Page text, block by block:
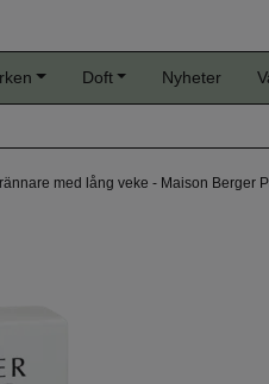
Doft Nyheter
med lång veke - Maison Berger